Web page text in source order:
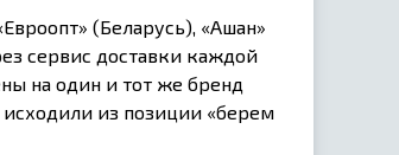
(Беларусь), «Ашан»
сервис доставки каждой
на один и тот же бренд
из позиции «берем